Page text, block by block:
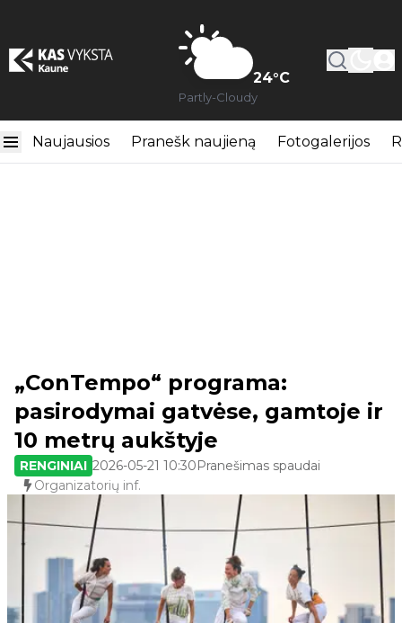
24°C
Partly-Cloudy
Naujausios Pranešk naujieną Fotogalerijos
„ConTempo“ programa:
pasirodymai gatvėse, gamtoje ir
10 metrų aukštyje
RENGINIAI 2026-05-21 10:30Pranešimas spaudai
Organizatorių inf.